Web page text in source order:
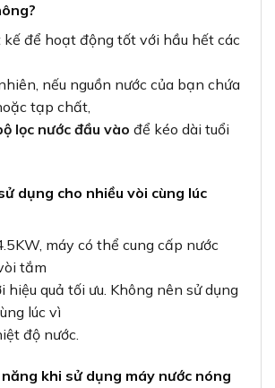
để hoạt động tốt với hầu hết các
nếu nguồn nước của bạn chứa
tạp chất,
lọc nước đầu vào để kéo dài tuổi
dụng cho nhiều vòi cùng lúc
máy có thể cung cấp nước
tắm
hiệu quả tối ưu. Không nên sử dụng
lúc vì
độ nước.
khi sử dụng máy nước nóng